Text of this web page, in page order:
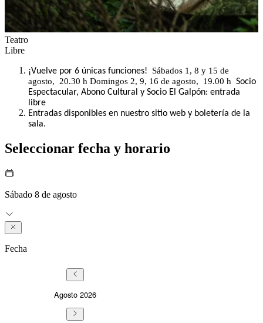
Teatro
Libre
¡Vuelve por 6 únicas funciones!
Sábados 1, 8 y 15 de
agosto, 20.30 h Domingos 2, 9, 16 de agosto, 19.00 h Socio
Espectacular, Abono Cultural y Socio El Galpón: entrada
libre
Entradas disponibles en nuestro sitio web y boletería de la
sala.
Seleccionar fecha y horario
Sábado 8 de agosto
Fecha
Agosto 2026